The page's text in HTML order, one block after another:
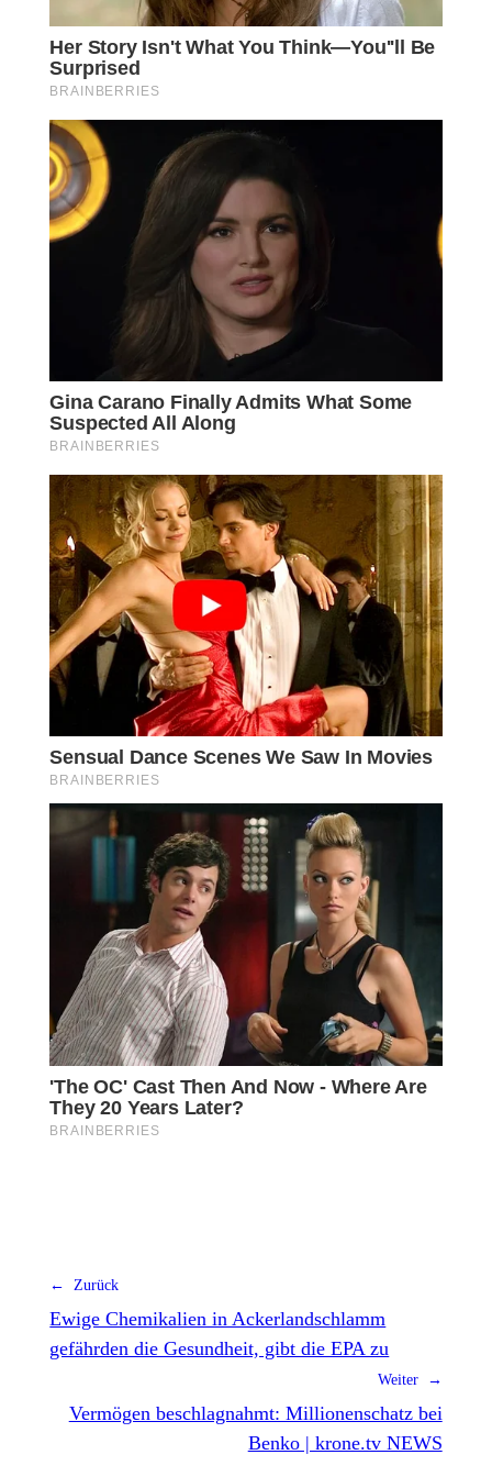
← Zurück
Ewige Chemikalien in Ackerlandschlamm
gefährden die Gesundheit, gibt die EPA zu
Weiter →
Vermögen beschlagnahmt: Millionenschatz bei
Benko | krone.tv NEWS